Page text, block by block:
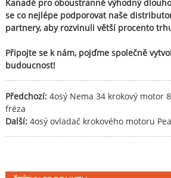
Kanadě pro oboustranně výhodný
se co nejlépe podporovat naše
partnery, aby rozvinuli větší procento
Připojte se k nám, pojďme společně
budoucnost!
Předchozí: 4osý Nema 34 krokový motor
fréza
Další: 4osý ovladač krokového motoru